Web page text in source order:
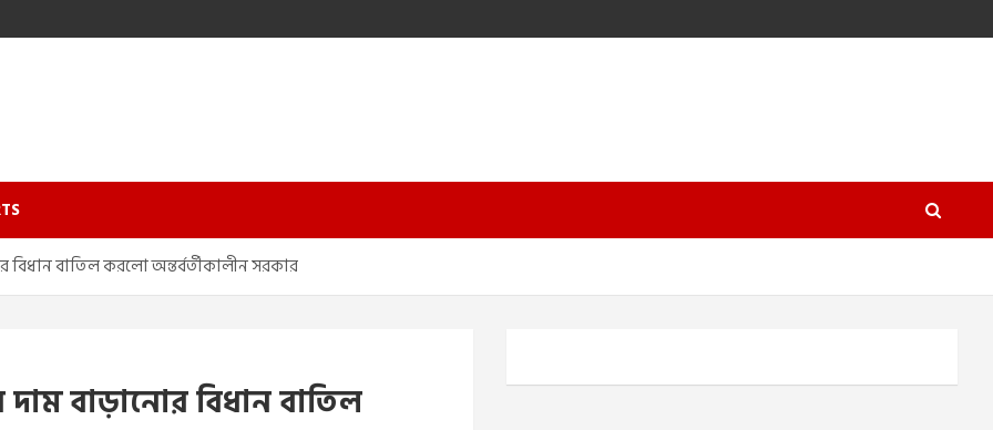
বিধান বাতিল করলো অন্তর্বর্তীকালীন সরকার
দাম বাড়ানোর বিধান বাতিল